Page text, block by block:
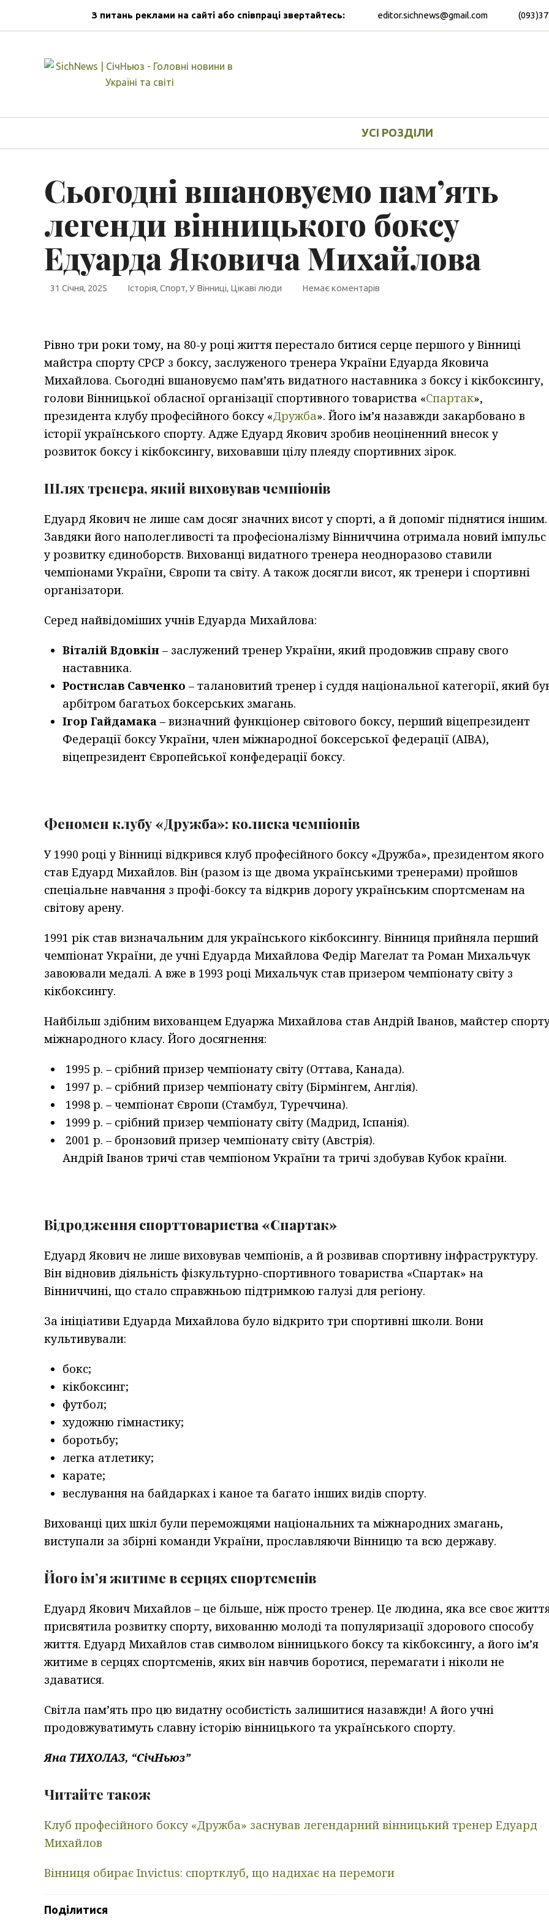
З питань реклами на сайті або співпраці звертайтесь: editor.sichnews@gmail.com
УСІ РОЗДІЛИ
Сьогодні вшановуємо пам’ять
легенди вінницького боксу
Едуарда Яковича Михайлова
31 Січня, 2025 Історія, Спорт, У Вінниці, Цікаві люди Немає коментарів
Рівно три роки тому, на 80-у році життя перестало битися серце першого у Вінниці
майстра спорту СРСР з боксу, заслуженого тренера України Едуарда Яковича
Михайлова. Сьогодні вшановуємо пам’ять видатного наставника з боксу і кікбоксингу,
голови Вінницької обласної організації спортивного товариства «Спартак»,
президента клубу професійного боксу «Дружба». Його ім’я назавжди закарбовано в
історії українського спорту. Адже Едуард Якович зробив неоціненний внесок у
розвиток боксу і кікбоксингу, виховавши цілу плеяду спортивних зірок.
Шлях тренера, який виховував чемпіонів
Едуард Якович не лише сам досяг значних висот у спорті, а й допоміг піднятися іншим.
Завдяки його наполегливості та професіоналізму Вінниччина отримала новий імпульс
у розвитку єдиноборств. Вихованці видатного тренера неодноразово ставили
чемпіонами України, Європи та світу. А також досягли висот, як тренери і спортивні
організатори.
Серед найвідоміших учнів Едуарда Михайлова:
Віталій Вдовкін – заслужений тренер України, який продовжив справу свого
наставника.
Ростислав Савченко – талановитий тренер і суддя національної категорії, який
арбітром багатьох боксерських змагань.
Ігор Гайдамака – визначний функціонер світового боксу, перший віцепрезидент
Федерації боксу України, член міжнародної боксерської федерації (AIBA),
віцепрезидент Європейської конфедерації боксу.
Феномен клубу «Дружба»: колиска чемпіонів
У 1990 році у Вінниці відкрився клуб професійного боксу «Дружба», президентом якого
став Едуард Михайлов. Він (разом із ще двома українськими тренерами) пройшов
спеціальне навчання з профі-боксу та відкрив дорогу українським спортсменам на
світову арену.
1991 рік став визначальним для українського кікбоксингу. Вінниця прийняла перший
чемпіонат України, де учні Едуарда Михайлова Федір Магелат та Роман Михальчук
завоювали медалі. А вже в 1993 році Михальчук став призером чемпіонату світу з
кікбоксингу.
Найбільш здібним вихованцем Едуаржа Михайлова став Андрій Іванов, майстер
міжнародного класу. Його досягнення:
1995 р. – срібний призер чемпіонату світу (Оттава, Канада).
1997 р. – срібний призер чемпіонату світу (Бірмінгем, Англія).
1998 р. – чемпіонат Європи (Стамбул, Туреччина).
1999 р. – срібний призер чемпіонату світу (Мадрид, Іспанія).
2001 р. – бронзовий призер чемпіонату світу (Австрія).
Андрій Іванов тричі став чемпіоном України та тричі здобував Кубок країни.
Відродження спорттовариства «Спартак»
Едуард Якович не лише виховував чемпіонів, а й розвивав спортивну інфраструктуру.
Він відновив діяльність фізкультурно-спортивного товариства «Спартак» на
Вінниччині, що стало справжньою підтримкою галузі для регіону.
За ініціативи Едуарда Михайлова було відкрито три спортивні школи. Вони
культивували:
бокс;
кікбоксинг;
футбол;
художню гімнастику;
боротьбу;
легка атлетику;
карате;
веслування на байдарках і каное та багато інших видів спорту.
Вихованці цих шкіл були переможцями національних та міжнародних змагань,
виступали за збірні команди України, прославляючи Вінницю та всю державу.
Його ім’я житиме в серцях спортсменів
Едуард Якович Михайлов – це більше, ніж просто тренер. Це людина, яка все своє
присвятила розвитку спорту, вихованню молоді та популяризації здорового способу
життя. Едуард Михайлов став символом вінницького боксу та кікбоксингу, а його ім’я
житиме в серцях спортсменів, яких він навчив боротися, перемагати і ніколи не
здаватися.
Світла пам’ять про цю видатну особистість залишитися назавжди! А його учні
продовжуватимуть славну історію вінницького та українського спорту.
Яна ТИХОЛАЗ, “СічНьюз”
Читайте також
Клуб професійного боксу «Дружба» заснував легендарний вінницький тренер Едуард
Михайлов
Вінниця обирає Invictus: спортклуб, що надихає на перемоги
Поділитися